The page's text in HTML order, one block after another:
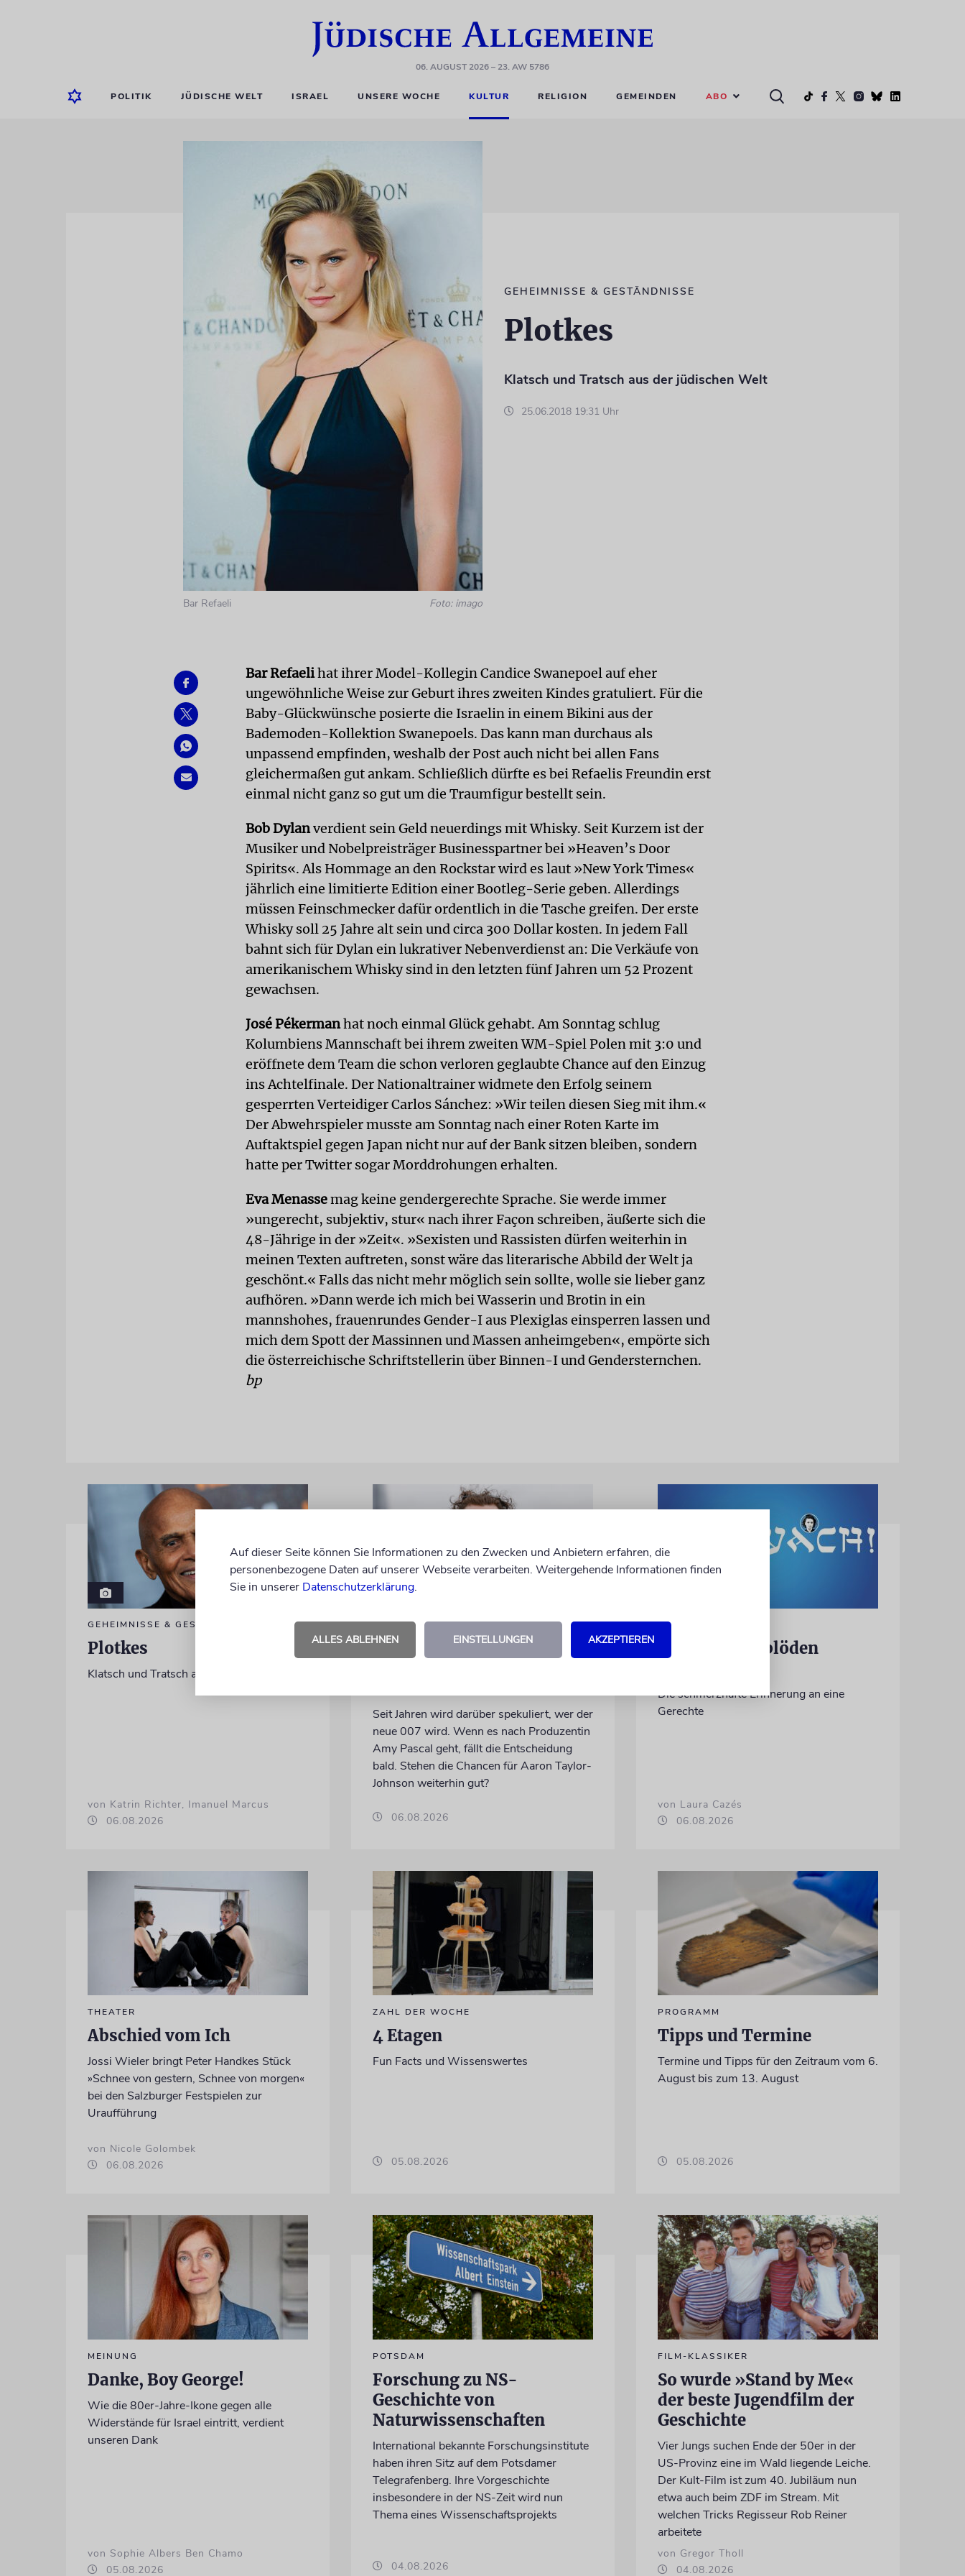
06. AUGUST 2026– 23. AW 5786
POLITIK JÜDISCHE WELT ISRAEL UNSERE WOCHE KULTUR RELIGION GEMEINDEN ABO
Bar Refaeli Foto: imago
GEHEIMNISSE & GESTÄNDNISSE
Plotkes
Klatsch und Tratsch aus der jüdischen Welt
25.06.2018 19:31 Uhr
Bar Refaelihat ihrer Model-Kollegin Candice Swanepoel auf eher
ungewöhnliche Weise zur Geburt ihres zweiten Kindes gratuliert. Für die
Baby-Glückwünsche posierte die Israelin in einem Bikini aus der
Bademoden-Kollektion Swanepoels. Das kann man durchaus als
unpassend empfinden, weshalb der Post auch nicht bei allen Fans
gleichermaßen gut ankam. Schließlich dürfte es bei Refaelis Freundin erst
einmal nicht ganz so gut um die Traumfigur bestellt sein.
Bob Dylanverdient sein Geld neuerdings mit Whisky. Seit Kurzem ist der
Musiker und Nobelpreisträger Businesspartner bei »Heaven’s Door
Spirits«. Als Hommage an den Rockstar wird es laut »New York Times«
jährlich eine limitierte Edition einer Bootleg-Serie geben. Allerdings
müssen Feinschmecker dafür ordentlich in die Tasche greifen. Der erste
Whisky soll 25 Jahre alt sein und circa 300 Dollar kosten. In jedem Fall
bahnt sich für Dylan ein lukrativer Nebenverdienst an: Die Verkäufe von
amerikanischem Whisky sind in den letzten fünf Jahren um 52 Prozent
gewachsen.
José Pékermanhat noch einmal Glück gehabt. Am Sonntag schlug
Kolumbiens Mannschaft bei ihrem zweiten WM-Spiel Polen mit 3:0 und
eröffnete dem Team die schon verloren geglaubte Chance auf den Einzug
ins Achtelfinale. Der Nationaltrainer widmete den Erfolg seinem
gesperrten Verteidiger Carlos Sánchez: »Wir teilen diesen Sieg mit ihm.«
Der Abwehrspieler musste am Sonntag nach einer Roten Karte im
Auftaktspiel gegen Japan nicht nur auf der Bank sitzen bleiben, sondern
hatte per Twitter sogar Morddrohungen erhalten.
Eva Menassemag keine gendergerechte Sprache. Sie werde immer
»ungerecht, subjektiv, stur« nach ihrer Façon schreiben, äußerte sich die
48-Jährige in der »Zeit«. »Sexisten und Rassisten dürfen weiterhin in
meinen Texten auftreten, sonst wäre das literarische Abbild der Welt ja
geschönt.« Falls das nicht mehr möglich sein sollte, wolle sie lieber ganz
aufhören. »Dann werde ich mich bei Wasserin und Brotin in ein
mannshohes, frauenrundes Gender-I aus Plexiglas einsperren lassen und
mich dem Spott der Massinnen und Massen anheimgeben«, empörte sich
die österreichische Schriftstellerin über Binnen-I und Gendersternchen.
bp
GEHEIMNISSE & GESTÄNDNISSE
Plotkes
Klatsch und Tratsch aus der jüdischen Welt
von Katrin Richter, Imanuel Marcus
06.08.2026
LONDON
Schwinden die Chancen auf
Seit Jahren wird darüber spekuliert, wer der
neue 007 wird. Wenn es nach Produzentin
Amy Pascal geht, fällt die Entscheidung
bald. Stehen die Chancen für Aaron Taylor-
Johnson weiterhin gut?
06.08.2026
KULTURKOLUMNE
Es gibt keine blöden
Die schmerzhafte Erinnerung an eine
Gerechte
von Laura Cazés
06.08.2026
THEATER
Abschied vom Ich
Jossi Wieler bringt Peter Handkes Stück
»Schnee von gestern, Schnee von morgen«
bei den Salzburger Festspielen zur
Uraufführung
von Nicole Golombek
06.08.2026
ZAHL DER WOCHE
4 Etagen
Fun Facts und Wissenswertes
05.08.2026
PROGRAMM
Tipps und Termine
Termine und Tipps für den Zeitraum vom 6.
August bis zum 13. August
05.08.2026
MEINUNG
Danke, Boy George!
Wie die 80er-Jahre-Ikone gegen alle
Widerstände für Israel eintritt, verdient
unseren Dank
von Sophie Albers Ben Chamo
05.08.2026
POTSDAM
Forschung zu NS-
Geschichte von
Naturwissenschaften
International bekannte Forschungsinstitute
haben ihren Sitz auf dem Potsdamer
Telegrafenberg. Ihre Vorgeschichte
insbesondere in der NS-Zeit wird nun
Thema eines Wissenschaftsprojekts
04.08.2026
FILM-KLASSIKER
So wurde »Stand by Me«
der beste Jugendfilm der
Geschichte
Vier Jungs suchen Ende der 50er in der
US-Provinz eine im Wald liegende Leiche.
Der Kult-Film ist zum 40. Jubiläum nun
etwa auch beim ZDF im Stream. Mit
welchen Tricks Regisseur Rob Reiner
arbeitete
von Gregor Tholl
04.08.2026
Auf dieser Seite können Sie Informationen zu den Zwecken und Anbietern erfahren, die
personenbezogene Daten auf unserer Webseite verarbeiten. Weitergehende Informationen finden
Sie in unserer Datenschutzerklärung.
ALLES ABLEHNEN EINSTELLUNGEN AKZEPTIEREN